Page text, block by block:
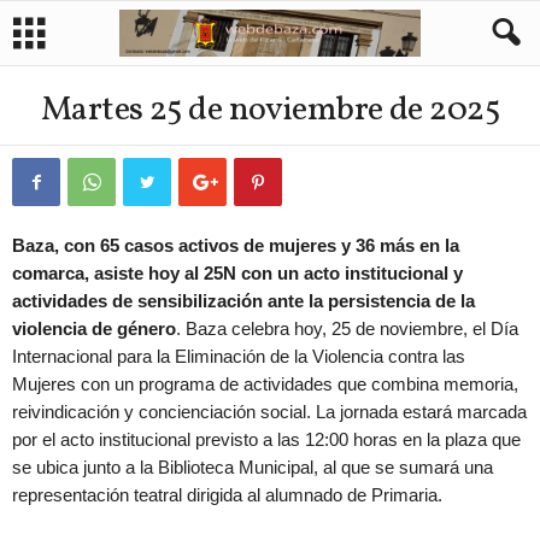
Martes 25 de noviembre de 2025
Baza, con 65 casos activos de mujeres y 36 más en la
comarca, asiste hoy al 25N con un acto institucional y
actividades de sensibilización ante la persistencia de la
violencia de género. Baza celebra hoy, 25 de noviembre, el Día
Internacional para la Eliminación de la Violencia contra las
Mujeres con un programa de actividades que combina memoria,
reivindicación y concienciación social. La jornada estará marcada
por el acto institucional previsto a las 12:00 horas en la plaza que
se ubica junto a la Biblioteca Municipal, al que se sumará una
representación teatral dirigida al alumnado de Primaria.